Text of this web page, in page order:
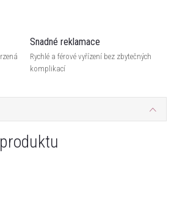
Snadné reklamace
Rychlé a férové vyřízení bez zbytečných
komplikací